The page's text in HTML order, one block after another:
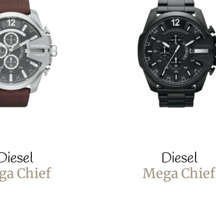
Chief
Diesel
Mega Chief